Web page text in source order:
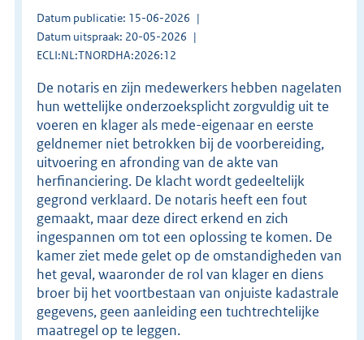
Datum publicatie: 15-06-2026
Datum uitspraak: 20-05-2026
ECLI:NL:TNORDHA:2026:12
De notaris en zijn medewerkers hebben nagelaten
hun wettelijke onderzoeksplicht zorgvuldig uit te
voeren en klager als mede-eigenaar en eerste
geldnemer niet betrokken bij de voorbereiding,
uitvoering en afronding van de akte van
herfinanciering. De klacht wordt gedeeltelijk
gegrond verklaard. De notaris heeft een fout
gemaakt, maar deze direct erkend en zich
ingespannen om tot een oplossing te komen. De
kamer ziet mede gelet op de omstandigheden van
het geval, waaronder de rol van klager en diens
broer bij het voortbestaan van onjuiste kadastrale
gegevens, geen aanleiding een tuchtrechtelijke
maatregel op te leggen.